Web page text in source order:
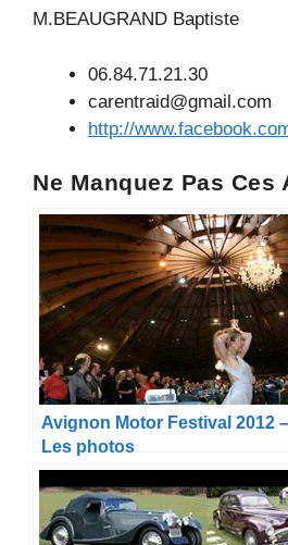
M.BEAUGRAND Baptiste
06.84.71.21.30
carentraid@gmail.com
http://
Ne Manquez Pas Ces
Avignon Motor Festival 2012 –
Les photos